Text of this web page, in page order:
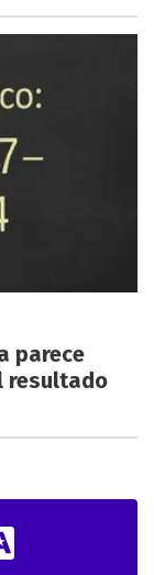
parece
resultado